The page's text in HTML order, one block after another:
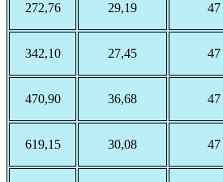
272,76 29,19 47
342,10 27,45 47
470,90 36,68 47
619,15 30,08 47